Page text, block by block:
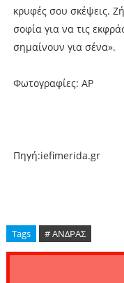
κρυφές σου σκέψεις.
σοφία για να τις
σημαίνουν για σένα».
Φωτογραφίες: AP
Πηγή:iefimerida.gr
Tags # ΑΝΔΡΑΣ